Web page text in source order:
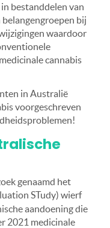
bestanddelen van
bij
waardoor
cannabis
in Australië
voorgeschreven
genaamd het
STudy) wierf
aandoening die
2021 medicinale